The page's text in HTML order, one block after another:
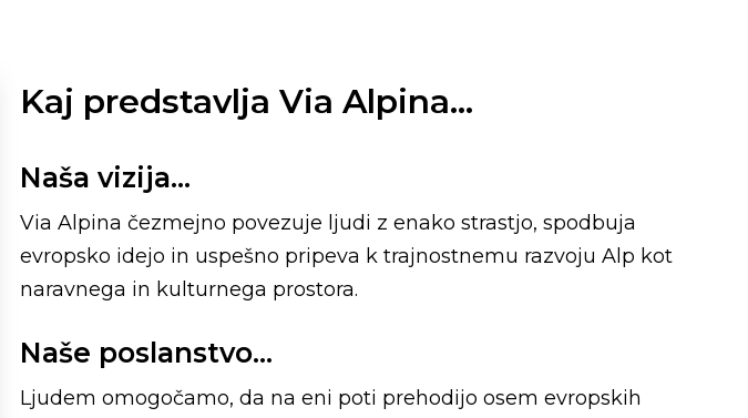
Kaj predstavlja Via Alpina…
Naša vizija…
Via Alpina čezmejno povezuje ljudi z enako strastjo, spodbuja
evropsko idejo in uspešno pripeva k trajnostnemu razvoju Alp kot
naravnega in kulturnega prostora.
Naše poslanstvo…
Ljudem omogočamo, da na eni poti prehodijo osem evropskih